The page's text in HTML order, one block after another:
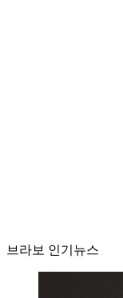
브라보 인기뉴스